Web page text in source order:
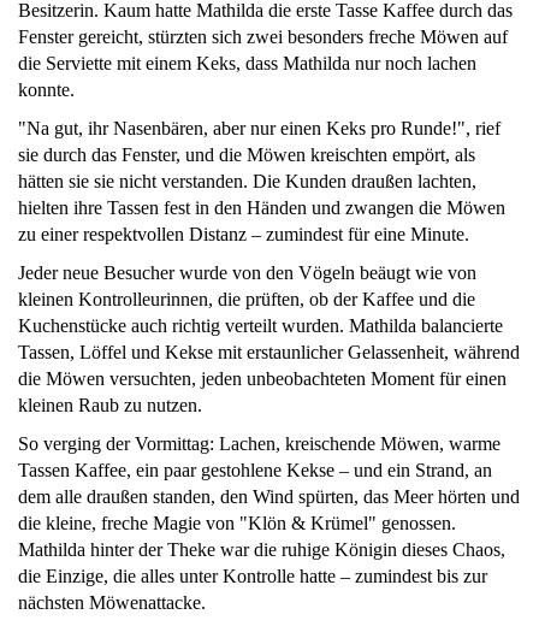
Besitzerin. Kaum hatte Mathilda die erste Tasse Kaffee durch das
Fenster gereicht, stürzten sich zwei besonders freche Möwen auf
die Serviette mit einem Keks, dass Mathilda nur noch lachen
konnte.
"Na gut, ihr Nasenbären, aber nur einen Keks pro Runde!", rief
sie durch das Fenster, und die Möwen kreischten empört, als
hätten sie sie nicht verstanden. Die Kunden draußen lachten,
hielten ihre Tassen fest in den Händen und zwangen die Möwen
zu einer respektvollen Distanz – zumindest für eine Minute.
Jeder neue Besucher wurde von den Vögeln beäugt wie von
kleinen Kontrolleurinnen, die prüften, ob der Kaffee und die
Kuchenstücke auch richtig verteilt wurden. Mathilda balancierte
Tassen, Löffel und Kekse mit erstaunlicher Gelassenheit, während
die Möwen versuchten, jeden unbeobachteten Moment für einen
kleinen Raub zu nutzen.
So verging der Vormittag: Lachen, kreischende Möwen, warme
Tassen Kaffee, ein paar gestohlene Kekse – und ein Strand, an
dem alle draußen standen, den Wind spürten, das Meer hörten und
die kleine, freche Magie von "Klön & Krümel" genossen.
Mathilda hinter der Theke war die ruhige Königin dieses Chaos,
die Einzige, die alles unter Kontrolle hatte – zumindest bis zur
nächsten Möwenattacke.